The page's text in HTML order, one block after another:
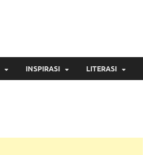
INSPIRASI LITERASI